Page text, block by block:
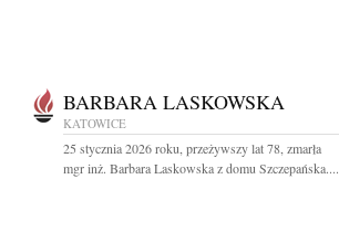
BARBARA LASKOWSKA
KATOWICE
25 stycznia 2026 roku, przeżywszy lat 78, zmarła
mgr inż. Barbara Laskowska z domu Szczepańska....